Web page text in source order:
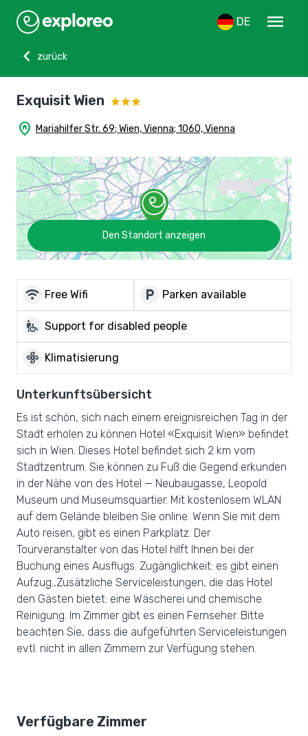
DE
menu
chevron_left
zurück
Exquisit Wien
home_pin Mariahilfer Str. 69; Wien, Vienna; 1060, Vienna
Den Standort anzeigen
wifi Free Wifi local_parking Parken available
wheelchair_pickup Support for disabled people
mode_fan Klimatisierung
Unterkunftsübersicht
Es ist schön, sich nach einem ereignisreichen Tag in der
Stadt erholen zu können Hotel «Exquisit Wien» befindet
sich in Wien. Dieses Hotel befindet sich 2 km vom
Stadtzentrum. Sie können zu Fuß die Gegend erkunden
in der Nähe von des Hotel — Neubaugasse, Leopold
Museum und Museumsquartier. Mit kostenlosem WLAN
auf dem Gelände bleiben Sie online. Wenn Sie mit dem
Auto reisen, gibt es einen Parkplatz. Der
Tourveranstalter von das Hotel hilft Ihnen bei der
Buchung eines Ausflugs. Zugänglichkeit: es gibt einen
Aufzug.,Zusätzliche Serviceleistungen, die das Hotel
den Gästen bietet: eine Wäscherei und chemische
Reinigung. Im Zimmer gibt es einen Fernseher. Bitte
beachten Sie, dass die aufgeführten Serviceleistungen
evtl. nicht in allen Zimmern zur Verfügung stehen.
Verfügbare Zimmer